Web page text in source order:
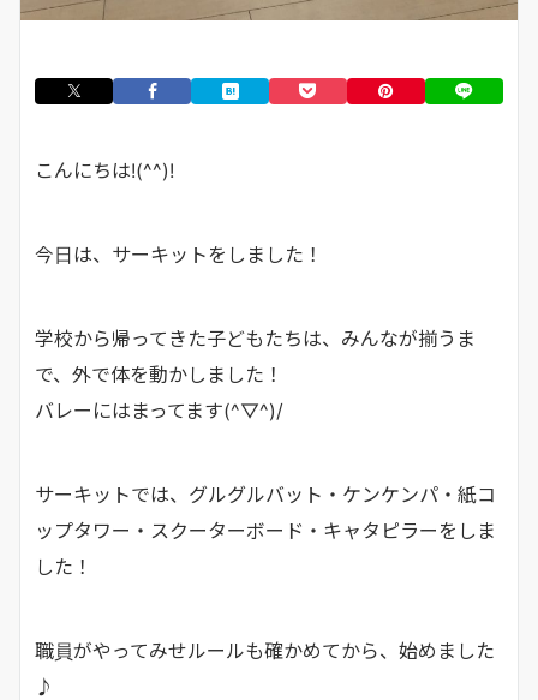
こんにちは!(^^)!
今日は、サーキットをしました！
学校から帰ってきた子どもたちは、みんなが揃うま
で、外で体を動かしました！
バレーにはまってます(^▽^)/
サーキットでは、グルグルバット・ケンケンパ・紙コ
ップタワー・スクーターボード・キャタピラーをしま
した！
職員がやってみせルールも確かめてから、始めました
♪